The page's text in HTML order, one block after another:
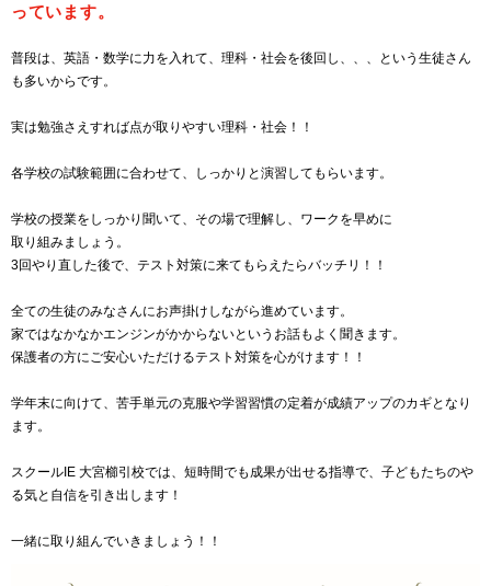
っています。
普段は、英語・数学に力を入れて、理科・社会を後回し、、、という生徒さん
も多いからです。
実は勉強さえすれば点が取りやすい理科・社会！！
各学校の試験範囲に合わせて、しっかりと演習してもらいます。
学校の授業をしっかり聞いて、その場で理解し、ワークを早めに
取り組みましょう。
3回やり直した後で、テスト対策に来てもらえたらバッチリ！！
全ての生徒のみなさんにお声掛けしながら進めています。
家ではなかなかエンジンがかからないというお話もよく聞きます。
保護者の方にご安心いただけるテスト対策を心がけます！！
学年末に向けて、苦手単元の克服や学習習慣の定着が成績アップのカギとなり
ます。
スクールIE 大宮櫛引校では、短時間でも成果が出せる指導で、子どもたちのや
る気と自信を引き出します！
一緒に取り組んでいきましょう！！